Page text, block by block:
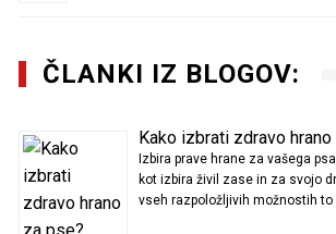
ČLANKI IZ BLOGOV:
Kako izbrati zdravo
Izbira prave hrane za vašega
kot izbira živil zase in za svojo
vseh razpoložljivih možnostih to